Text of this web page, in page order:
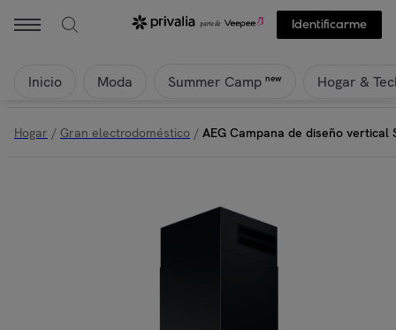
Identificarme
Inicio Moda Summer Camp new Hogar &
Hogar / Gran electrodoméstico / AEG Campana de diseño vertical